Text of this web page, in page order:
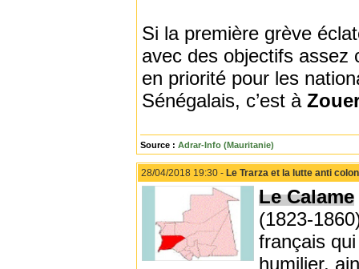
Si la première grève
avec des objectifs assez
en priorité pour les
Sénégalais, c’est à
Source : Adrar-Info (Mauritanie)
28/04/2018 19:30 - Le Trarza et la lutte anti
Le Calame
(1823-
français
humilier,